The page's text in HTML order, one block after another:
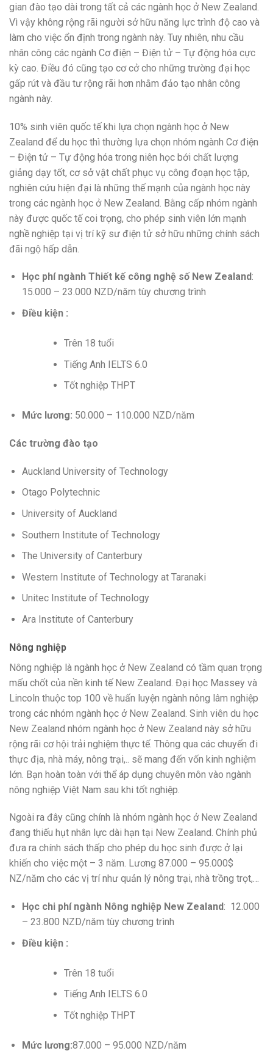
gian đào tạo dài trong tất cả các ngành học ở New Zealand.
Vì vậy không rộng rãi người sở hữu năng lực trình độ cao và
làm cho việc ổn định trong ngành này. Tuy nhiên, nhu cầu
nhân công các ngành Cơ điện – Điện tử – Tự động hóa cực
kỳ cao. Điều đó cũng tạo cơ cở cho những trường đại học
gấp rút và đầu tư rộng rãi hơn nhằm đảo tạo nhân công
ngành này.
10% sinh viên quốc tế khi lựa chọn ngành học ở New
Zealand để du học thì thường lựa chọn nhóm ngành Cơ điện
– Điện tử – Tự động hóa trong niên học bới chất lượng
giảng dạy tốt, cơ sở vật chất phục vụ công đoạn học tập,
nghiên cứu hiện đại là những thế mạnh của ngành học này
trong các ngành học ở New Zealand. Bằng cấp nhóm ngành
này được quốc tế coi trọng, cho phép sinh viên lớn mạnh
nghề nghiệp tại vị trí kỹ sư điện tử sở hữu những chính sách
đãi ngộ hấp dẫn.
Học phíngành Thiết kế công nghệsố New Zealand:
15.000 – 23.000 NZD/năm tùy chương trình
Điều kiện :
Trên 18 tuổi
Tiếng Anh IELTS 6.0
Tốt nghiệp THPT
Mức lương: 50.000 – 110.000 NZD/năm
Các trường đào tạo
Auckland University of Technology
Otago Polytechnic
University of Auckland
Southern Institute of Technology
The University of Canterbury
Western Institute of Technology at Taranaki
Unitec Institute of Technology
Ara Institute of Canterbury
Nông nghiệp
Nông nghiệp là ngành học ở New Zealand có tầm quan trọng
mấu chốt của nền kinh tế New Zealand. Đại học Massey và
Lincoln thuộc top 100 về huấn luyện ngành nông lâm nghiệp
trong các nhóm ngành học ở New Zealand. Sinh viên du học
New Zealand nhóm ngành học ở New Zealand này sở hữu
rộng rãi cơ hội trải nghiệm thực tế. Thông qua các chuyến đi
thực địa, nhà máy, nông trại,.. sẽ mang đến vốn kinh nghiệm
lớn. Bạn hoàn toàn với thểáp dụng chuyên môn vào ngành
nông nghiệp Việt Nam sau khi tốt nghiệp.
Ngoài ra đây cũng chính là nhóm ngành học ở New Zealand
đang thiếu hụt nhân lực dài hạn tại New Zealand. Chính phủ
đưa ra chính sách thấp cho phép du học sinh được ở lại
khiến cho việc một – 3 năm. Lương 87.000 – 95.000$
NZ/năm cho các vị trí như quản lý nông trại, nhà trồng trọt,…
Học chi phíngành Nông nghiệpNew Zealand: 12.000
– 23.800 NZD/năm tùy chương trình
Điều kiện :
Trên 18 tuổi
Tiếng Anh IELTS 6.0
Tốt nghiệp THPT
Mức lương:87.000 – 95.000 NZD/năm